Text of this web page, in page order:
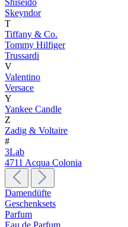
Shiseido
Skeyndor
T
Tiffany & Co.
Tommy Hilfiger
Trussardi
V
Valentino
Versace
Y
Yankee Candle
Z
Zadig & Voltaire
#
3Lab
4711 Acqua Colonia
Damendüfte
Geschenksets
Parfum
Eau de Parfum